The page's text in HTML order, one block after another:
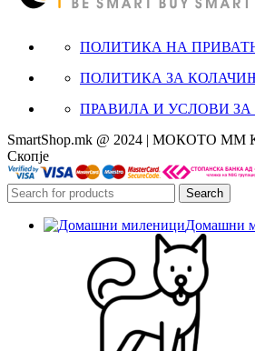
ПОЛИТИКА НА
ПОЛИТИКА ЗА
ПРАВИЛА И УСЛОВИ
SmartShop.mk @ 2024 | МОКОТО
Скопје
Search
Домашни